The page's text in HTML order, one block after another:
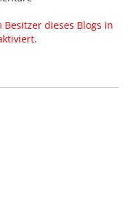
dieses Blogs in